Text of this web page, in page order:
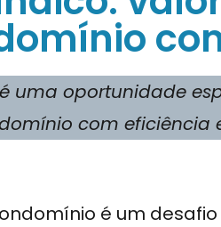
é uma oportunidade
com eficiência
é um